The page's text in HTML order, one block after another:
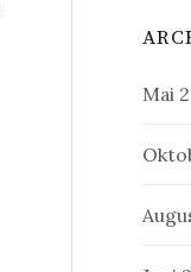
Mai